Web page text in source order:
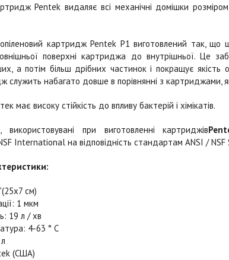
Pentek видаляє всі механічні домішки
картридж Pentek P1 виготовлений так, що
поверхні картриджа до внутрішньої. Це
а потім більш дрібних частинок і покращує
служить набагато довше в порівнянні з картриджами,
має високу стійкість до впливу бактерій і хімікатів.
використовувані при виготовленні картриджів
International на відповідність стандартам ANSI /
см)
1 мкм
19 л / хв
4-63 ° С
(США)